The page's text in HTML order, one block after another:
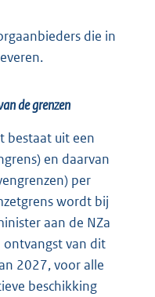
die in
de grenzen
bestaat uit een
en daarvan
per
wordt bij
aan de NZa
ontvangst van dit
2027, voor alle
beschikking